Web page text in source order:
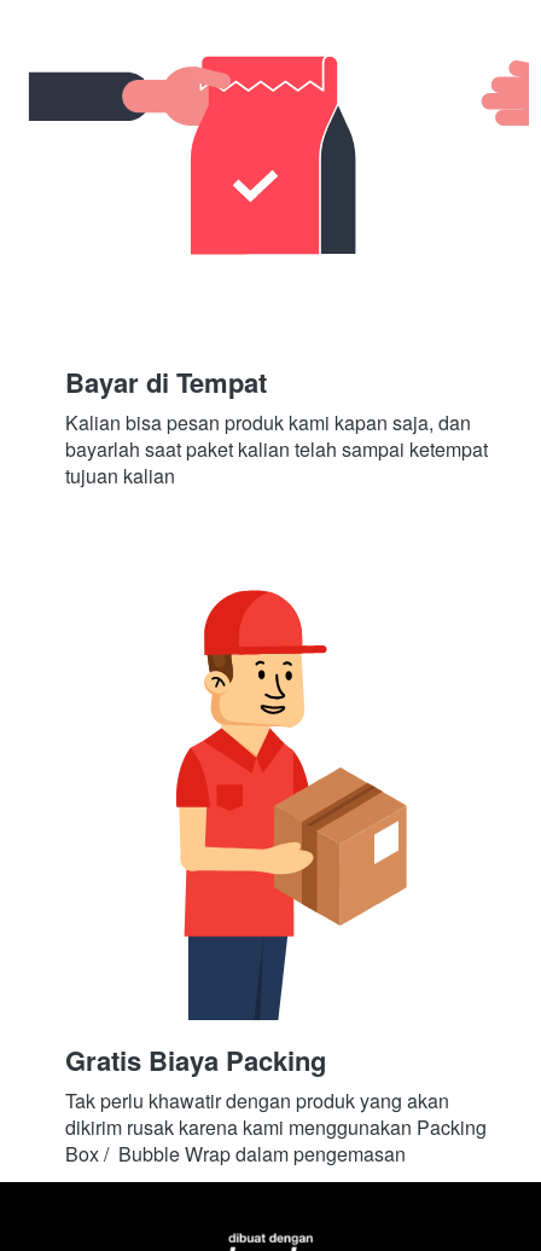
Bayar di Tempat
Kalian bisa pesan produk kami kapan saja, dan
bayarlah saat paket kalian telah sampai ketempat
tujuan kalian
Gratis Biaya Packing
Tak perlu khawatir dengan produk yang akan
dikirim rusak karena kami menggunakan Packing
Box /  Bubble Wrap dalam pengemasan